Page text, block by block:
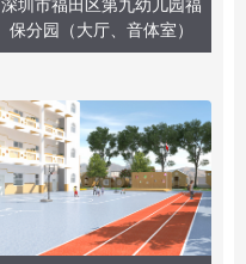
深圳市福田区第九幼儿园福
保分园（大厅、音体室）